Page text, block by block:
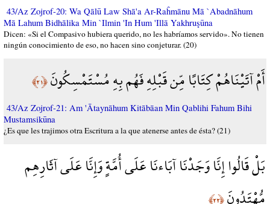
43/Az Zojrof-20: Wa Qālū Law Shā'a Ar-Raĥmānu Mā `Abadnāhum
Mā Lahum Bidhālika Min `Ilmin 'In Hum 'Illā Yakhruşūna
Dicen: «Si el Compasivo hubiera querido, no les habríamos servido». No tienen
ningún conocimiento de eso, no hacen sino conjeturar. (20)
أَمْ آتَيْنَاهُمْ كِتَابًا مِّن قَبْلِهِ فَهُم بِهِ مُسْتَمْسِكُونَ﴿٢١﴾
43/Az Zojrof-21: Am 'Ātaynāhum Kitābāan Min Qablihi Fahum Bihi
Mustamsikūna
¿Es que les trajimos otra Escritura a la que atenerse antes de ésta? (21)
بَلْ قَالُوا إِنَّا وَجَدْنَا آبَاءنَا عَلَى أُمَّةٍ وَإِنَّا عَلَى آثَارِهِم